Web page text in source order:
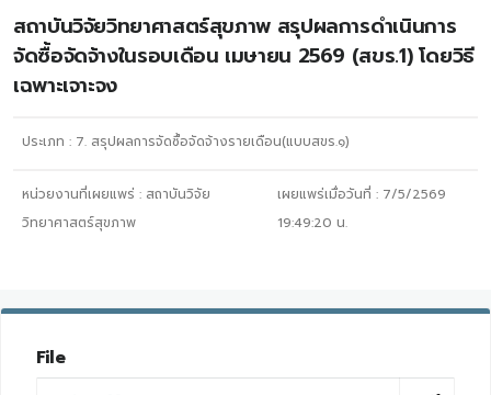
สถาบันวิจัยวิทยาศาสตร์สุขภาพ สรุปผลการดำเนินการ
จัดซื้อจัดจ้างในรอบเดือน เมษายน 2569 (สขร.1) โดยวิธี
เฉพาะเจาะจง
ประเภท : 7. สรุปผลการจัดซื้อจัดจ้างรายเดือน(แบบสขร.๑)
หน่วยงานที่เผยแพร่ : สถาบันวิจัย
วิทยาศาสตร์สุขภาพ
เผยแพร่เมื่อวันที่ : 7/5/2569
19:49:20 น.
File